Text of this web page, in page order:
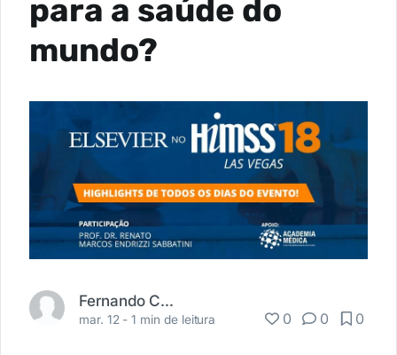
para a saúde do
mundo?
Fernando Carbonieri
mar. 12 -1 min de leitura 0 0 0